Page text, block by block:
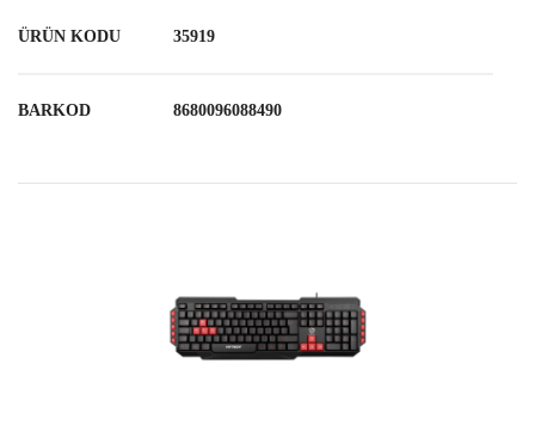
ÜRÜN KODU 35919
BARKOD 8680096088490